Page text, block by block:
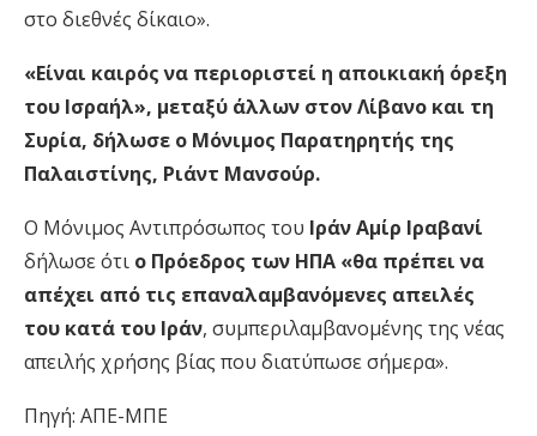
στο διεθνές δίκαιο».
«Είναι καιρός να περιοριστεί η αποικιακή όρεξη
του Ισραήλ», μεταξύ άλλων στον Λίβανο και τη
Συρία, δήλωσε ο Μόνιμος Παρατηρητής της
Παλαιστίνης, Ριάντ Μανσούρ.
Ο Μόνιμος Αντιπρόσωπος του Ιράν Αμίρ Ιραβανί
δήλωσε ότι ο Πρόεδρος των ΗΠΑ «θα πρέπει να
απέχει από τις επαναλαμβανόμενες απειλές
του κατά του Ιράν, συμπεριλαμβανομένης της νέας
απειλής χρήσης βίας που διατύπωσε σήμερα».
Πηγή: ΑΠΕ-ΜΠΕ